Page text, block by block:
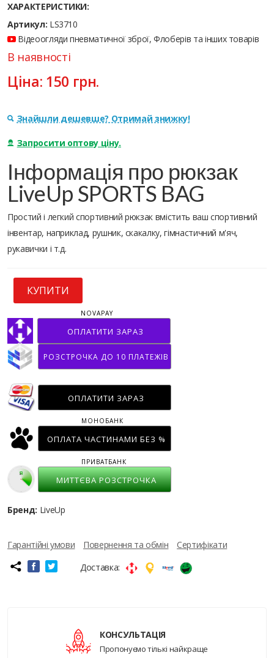
ХАРАКТЕРИСТИКИ:
Артикул: LS3710
Відеоогляди пневматичної зброї, Флоберів та інших товарів
В наявності
Ціна: 150 грн.
Знайшли дешевше? Отримай знижку!
Запросити оптову ціну.
Інформація про рюкзак
LiveUp SPORTS BAG
Простий і легкий спортивний рюкзак вмістить ваш спортивний
інвентар, наприклад, рушник, скакалку, гімнастичний м'яч,
рукавички і т.д.
КУПИТИ
ОПЛАТИТИ ЗАРАЗ
NOVAPAY
РОЗСТРОЧКА ДО 10 ПЛАТЕЖІВ
ОПЛАТИТИ ЗАРАЗ
ОПЛАТА ЧАСТИНАМИ БЕЗ %
МОНОБАНК
МИТТЄВА РОЗСТРОЧКА
ПРИВАТБАНК
Бренд: LiveUp
Гарантійні умови Повернення та обмін
Сертифікати
Доставка:
КОНСУЛЬТАЦІЯ
Пропонуємо тількі найкраще